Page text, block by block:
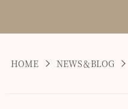
HOME NEWS＆BLOG